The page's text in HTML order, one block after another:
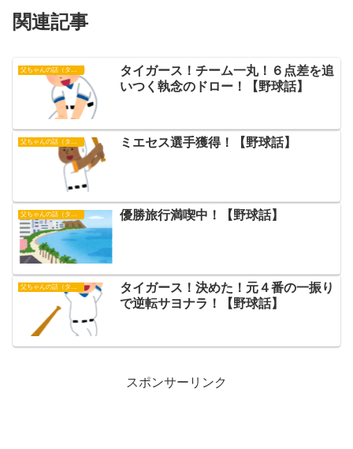
関連記事
タイガース！チーム一丸！６点差を追
いつく執念のドロー！【野球話】
父ちゃんの話（タイガース） ミエセス選手獲得！【野球話】
父ちゃんの話（タイガース） 優勝旅行満喫中！【野球話】
タイガース！決めた！元４番の一振り
で逆転サヨナラ！【野球話】
スポンサーリンク